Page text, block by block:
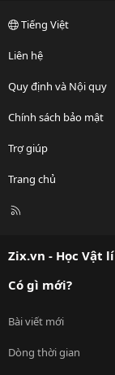
Tiếng Việt
Liên hệ
Quy định và Nội quy
Chính sách bảo mật
Trợ giúp
Trang chủ
R
Zix.vn - Học Vật
Có gì mới?
Bài viết mới
Dòng thời gian